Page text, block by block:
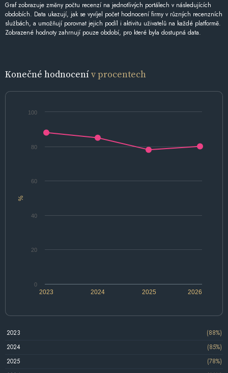
Graf zobrazuje změny počtu recenzí na jednotlivých portálech v následujících
obdobích. Data ukazují, jak se vyvíjel počet hodnocení firmy v různých recenzních
službách, a umožňují porovnat jejich podíl i aktivitu uživatelů na každé platformě.
Zobrazené hodnoty zahrnují pouze období, pro které byla dostupná data.
Konečné hodnocenív procentech
%
2024 2026
2023 2025
0
20
40
60
80
100
2023
(88%)
2024
(85%)
2025
(78%)